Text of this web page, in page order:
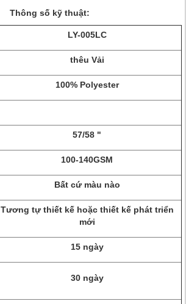
Thông số kỹ thuật:
LY-005LC
thêu Vải
100% Polyester
57/58 "
100-140GSM
Bất cứ màu nào
Tương tự thiết kế hoặc thiết kế phát triển
mới
15 ngày
30 ngày